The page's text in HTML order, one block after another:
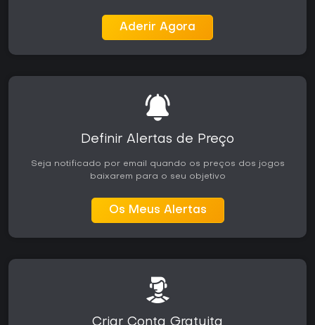
Aderir Agora
Definir Alertas de Preço
Seja notificado por email quando os preços dos jogos
baixarem para o seu objetivo
Os Meus Alertas
Criar Conta Gratuita